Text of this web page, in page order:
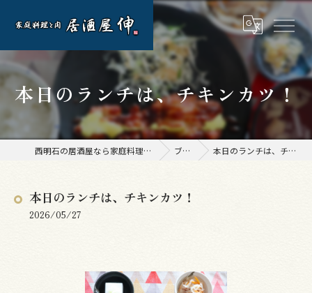
本日のランチは、チキンカツ！
西明石の居酒屋なら家庭料理と肉 居酒屋 伸 ブログ 本日のランチは、チキンカツ！
本日のランチは、チキンカツ！
2026/05/27